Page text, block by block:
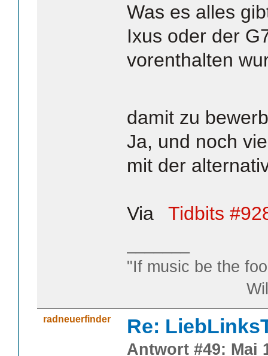
Was es alles
Ixus oder der
vorenthalten
damit zu
Ja, und noch
mit der
Via Tidbits
"If music be the
William
radneuerfinder Re:
Antwort #49: Mai